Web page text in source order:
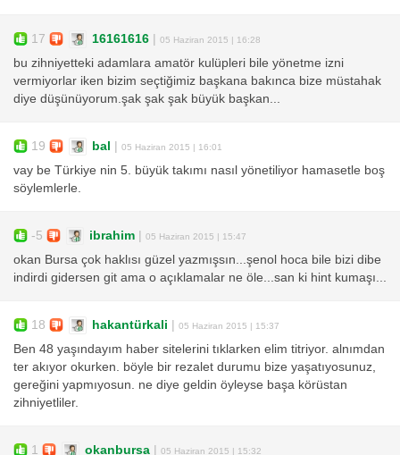
17 16161616 05 Haziran 2015 | 16:28
bu zihniyetteki adamlara amatör kulüpleri bile yönetme izni
vermiyorlar iken bizim seçtiğimiz başkana bakınca bize müstahak
diye düşünüyorum.şak şak şak büyük başkan...
19 bal 05 Haziran 2015 | 16:01
vay be Türkiye nin 5. büyük takımı nasıl yönetiliyor hamasetle boş
söylemlerle.
-5 ibrahim 05 Haziran 2015 | 15:47
okan Bursa çok haklısı güzel yazmışsın...şenol hoca bile bizi dibe
indirdi gidersen git ama o açıklamalar ne öle...san ki hint kumaşı...
18 hakantürkali 05 Haziran 2015 | 15:37
Ben 48 yaşındayım haber sitelerini tıklarken elim titriyor. alnımdan
ter akıyor okurken. böyle bir rezalet durumu bize yaşatıyosunuz,
gereğini yapmıyosun. ne diye geldin öyleyse başa körüstan
zihniyetliler.
1 okanbursa 05 Haziran 2015 | 15:32